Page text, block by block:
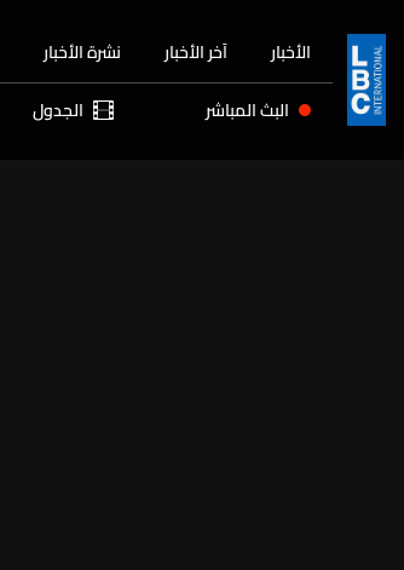
الأخبار آخر الأخبار نشرة الأخبار
البث المباشر الجدول